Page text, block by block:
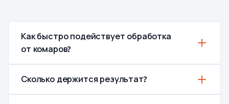
Как быстро подействует обработка
от комаров?
Сколько держится результат?